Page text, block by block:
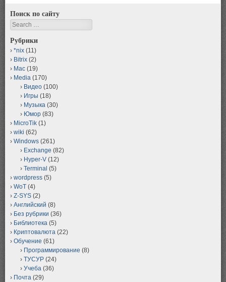
Поиск по сайту
Search
Рубрики
*nix (11)
Bitrix (2)
Mac (19)
Media (170)
Видео (100)
Игры (18)
Музыка (30)
Юмор (83)
MicroTik (1)
wiki (62)
Windows (261)
Exchange (82)
Hyper-V (12)
Terminal (5)
wordpress (5)
WoT (4)
Z-SYS (2)
Английский (8)
Без рубрики (36)
Библиотека (5)
Криптовалюта (22)
Обучение (61)
Программирование (8)
ТУСУР (24)
Учеба (36)
Почта (29)